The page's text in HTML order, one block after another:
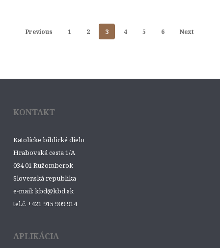
Previous 1 2 3 4 5 6 Next
KONTAKT
Katolícke biblické dielo
Hrabovská cesta 1/A
034 01 Ružomberok
Slovenská republika
e-mail: kbd@kbd.sk
tel.č. +421 915 909 914
APLIKÁCIA